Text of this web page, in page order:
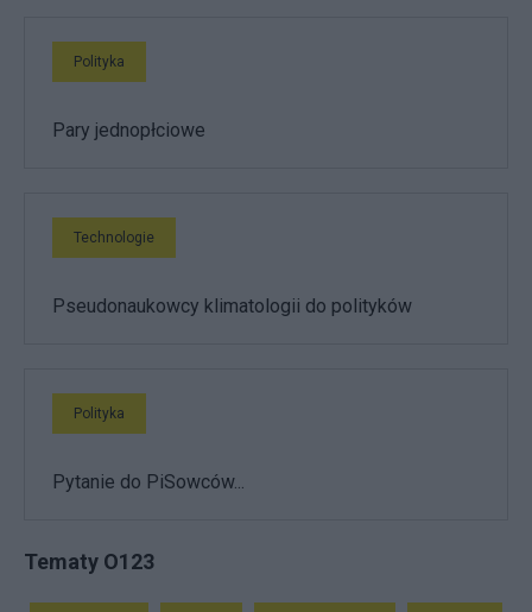
Polityka
Pary jednopłciowe
Technologie
Pseudonaukowcy klimatologii do polityków
Polityka
Pytanie do PiSowców...
Tematy O123